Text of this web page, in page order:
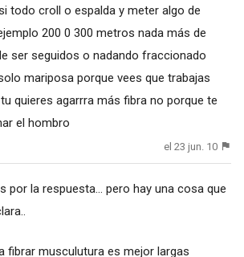
todo croll o espalda y meter algo de
200 0 300 metros nada más de
ser seguidos o nadando fraccionado
mariposa porque vees que trabajas
quieres agarrra más fibra no porque te
el hombro
el 23 jun. 10
por la respuesta... pero hay una cosa que
fibrar musculutura es mejor largas